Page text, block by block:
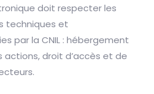
doit respecter les
techniques et
par la CNIL : hébergement
droit d’accès et de